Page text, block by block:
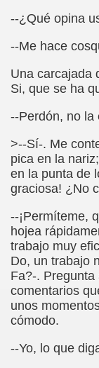
--¿Qué opina
--Me hace
Una carcajada
Si, que se ha
--Perdón, no la
>--Sí-. Me
pica en la
en la punta de
graciosa! ¿No
--¡Permíteme,
hojea
trabajo muy
Do, un trabajo
Fa?-.
comentarios
unos
cómodo.
--Yo, lo que
Oliva)
la Luz
Mas Sancho)
Jesús
Jesús
Martín
a Louis
Rosell
de los Niños
de